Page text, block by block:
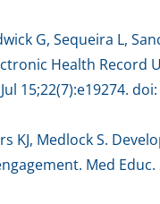
G, Sequeira L,
Health Record
15;22(7):e19274.
KJ, Medlock S.
Med Educ.